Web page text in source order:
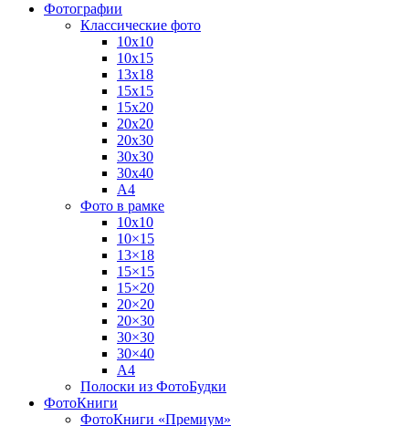
Фотографии
Классические фото
10х10
10х15
13х18
15х15
15х20
20х20
20х30
30х30
30х40
А4
Фото в рамке
10х10
10×15
13×18
15×15
15×20
20×20
20×30
30×30
30×40
A4
Полоски из ФотоБудки
ФотоКниги
ФотоКниги «Премиум»